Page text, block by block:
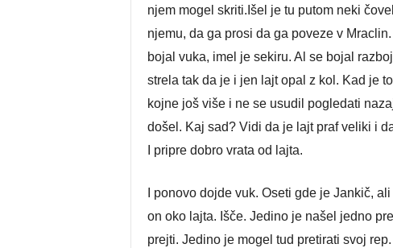
njem mogel skriti.Išel je tu putom neki
njemu, da ga prosi da ga poveze v
bojal vuka, imel je sekiru. Al se bojal
strela tak da je i jen lajt opal z kol. Kad je
kojne još više i ne se usudil pogledati
došel. Kaj sad? Vidi da je lajt praf veliki i
I pripre dobro vrata od lajta.
I ponovo dojde vuk. Oseti gde je Jankič,
on oko lajta. Išče. Jedino je našel jedno
prejti. Jedino je mogel tud pretirati svoj